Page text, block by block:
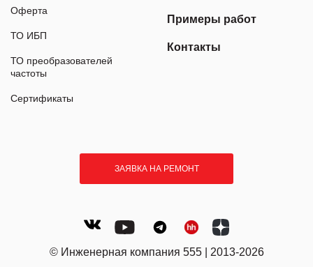
Оферта
ТО ИБП
ТО преобразователей
частоты
Сертификаты
Примеры работ
Контакты
ЗАЯВКА НА РЕМОНТ
© Инженерная компания 555 | 2013-2026